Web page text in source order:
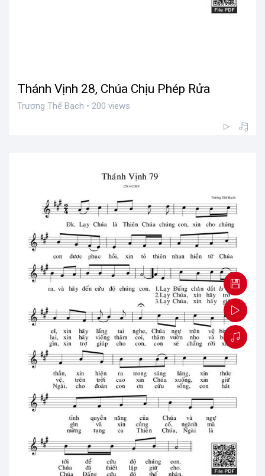
Thánh Vịnh 28, Chúa Chịu Phép Rửa
Trương Thế Bạch • 200 views